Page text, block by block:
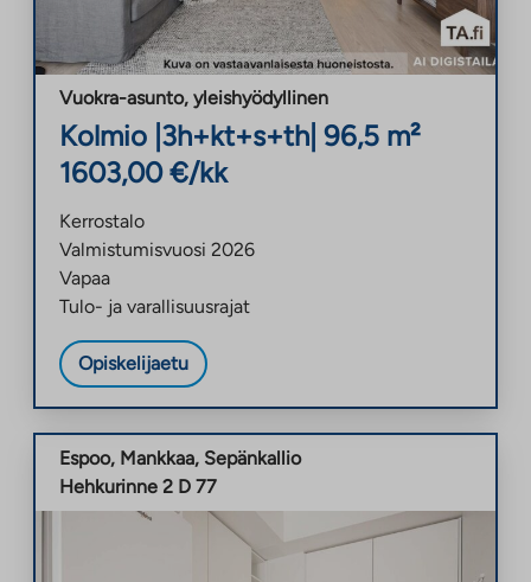
Vuokra-asunto, yleishyödyllinen
Kolmio 3h+kt+s+th 96,5 m²
1603,00 €/kk
Kerrostalo
Valmistumisvuosi 2026
Vapaa
Tulo- ja varallisuusrajat
Opiskelijaetu
Espoo, Mankkaa, Sepänkallio
Hehkurinne 2 D 77